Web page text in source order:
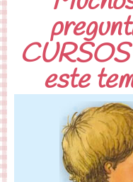
este